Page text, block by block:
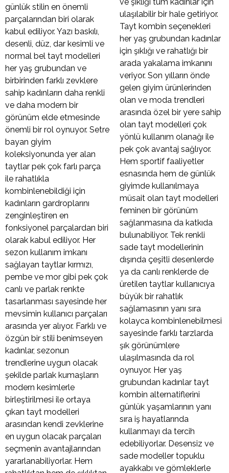
günlük stilin en önemli
parçalarından biri olarak
kabul ediliyor. Yazı baskılı,
desenli, düz, dar kesimli ve
normal bel tayt modelleri
her yaş grubundan ve
birbirinden farklı zevklere
sahip kadınların daha renkli
ve daha modern bir
görünüm elde etmesinde
önemli bir rol oynuyor. Setre
bayan giyim
koleksiyonunda yer alan
taytlar pek çok farlı parça
ile rahatlıkla
kombinlenebildiği için
kadınların gardroplarını
zenginleştiren en
fonksiyonel parçalardan biri
olarak kabul ediliyor. Her
sezon kullanım imkanı
sağlayan taytlar kırmızı,
pembe ve mor gibi pek çok
canlı ve parlak renkte
tasarlanması sayesinde her
mevsimin kullanıcı parçaları
arasında yer alıyor. Farklı ve
özgün bir stili benimseyen
kadınlar, sezonun
trendlerine uygun olacak
şekilde parlak kumaşların
modern kesimlerle
birleştirilmesi ile ortaya
çıkan tayt modelleri
arasından kendi zevklerine
en uygun olacak parçaları
seçmenin avantajlarından
yararlanabiliyorlar. Hem
ulaşılabilir bir hale getiriyor.
Tayt kombin seçenekleri
her yaş grubundan kadınlar
için şıklığı ve rahatlığı bir
arada yakalama imkanını
veriyor. Son yılların önde
gelen giyim ürünlerinden
olan ve moda trendleri
arasında özel bir yere sahip
olan tayt modelleri çok
yönlü kullanım olanağı ile
pek çok avantaj sağlıyor.
Hem sportif faaliyetler
esnasında hem de günlük
giyimde kullanılmaya
müsait olan tayt modelleri
feminen bir görünüm
sağlanmasına da katkıda
bulunabiliyor. Tek renkli
sade tayt modellerinin
dışında çeşitli desenlerde
ya da canlı renklerde de
üretilen taytlar kullanıcıya
büyük bir rahatlık
sağlamasının yanı sıra
kolayca kombinlenebilmesi
sayesinde farklı tarzlarda
şık görünümlere
ulaşılmasında da rol
oynuyor. Her yaş
grubundan kadınlar tayt
kombin alternatiflerini
günlük yaşamlarının yanı
sıra iş hayatlarında
kullanmayı da tercih
edebiliyorlar. Desensiz ve
sade modeller topuklu
ayakkabı ve gömleklerle